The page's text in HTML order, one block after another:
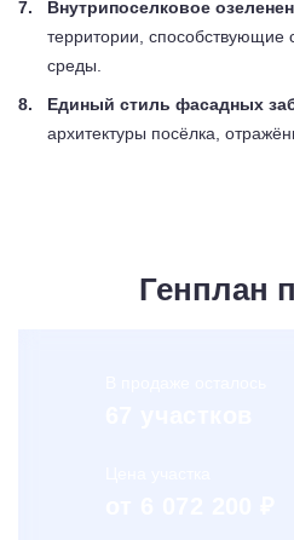
Внутрипоселковое
территории, способствующие
среды.
Единый стиль фасадных
архитектуры посёлка,
Генплан